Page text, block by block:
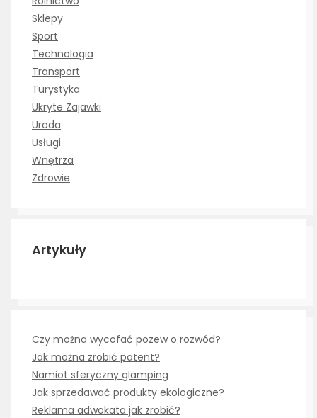
Sklepy
Sport
Technologia
Transport
Turystyka
Ukryte Zajawki
Uroda
Usługi
Wnętrza
Zdrowie
Artykuły
Czy można wycofać pozew o rozwód?
Jak można zrobić patent?
Namiot sferyczny glamping
Jak sprzedawać produkty ekologiczne?
Reklama adwokata jak zrobić?